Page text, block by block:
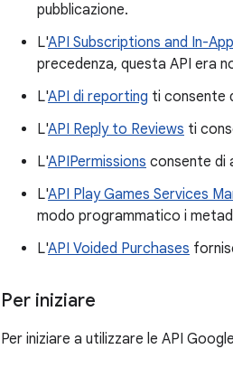
pubblicazione.
L'API Subscriptions and In-
precedenza, questa API era
L'API di reporting ti consente
L'API Reply to Reviews ti
L'APIPermissions consente di
L'API Play Games Services
modo programmatico i
L'API Voided Purchases
Per iniziare
Per iniziare a utilizzare le API